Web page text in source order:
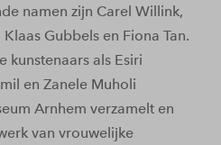
namen zijn Carel Willink,
Gubbels en Fiona Tan.
kunstenaars als Esiri
en Zanele Muholi
Arnhem verzamelt en
van vrouwelijke